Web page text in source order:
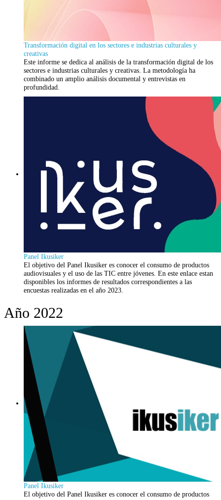
Transformación digital en los sectores e industrias culturales y
creativas
Este informe se dedica al análisis de la transformación digital de los
sectores e industrias culturales y creativas. La metodología ha
combinado un amplio análisis documental y entrevistas en
profundidad.
Panel Ikusiker
El objetivo del Panel Ikusiker es conocer el consumo de productos
audiovisuales y el uso de las TIC entre jóvenes. En este enlace estan
disponibles los informes de resultados correspondientes a las
encuestas realizadas en el año 2023.
Año 2022
Panel Ikusiker
El objetivo del Panel Ikusiker es conocer el consumo de productos